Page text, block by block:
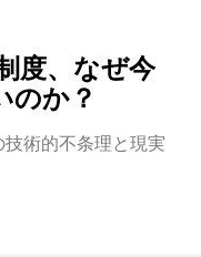
度、なぜ今
のか？
術的不条理と現実